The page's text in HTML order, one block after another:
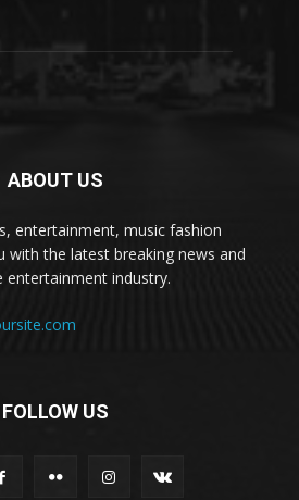
ABOUT US
entertainment, music fashion
with the latest breaking news and
industry.
FOLLOW US